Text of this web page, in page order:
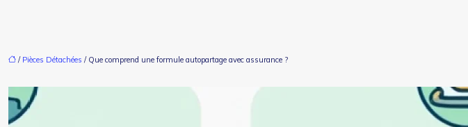
/ Pièces Détachées / Que comprend une formule autopartage avec assurance ?